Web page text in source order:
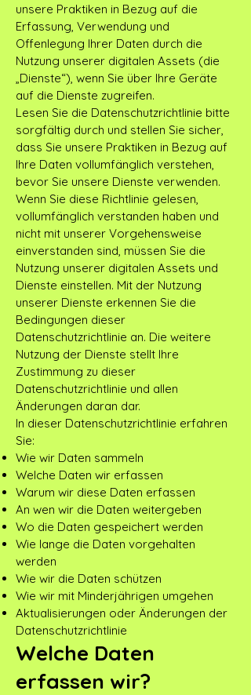
unsere Praktiken in Bezug auf die
Erfassung, Verwendung und
Offenlegung Ihrer Daten durch die
Nutzung unserer digitalen Assets (die
„Dienste“), wenn Sie über Ihre Geräte
auf die Dienste zugreifen.
Lesen Sie die Datenschutzrichtlinie bitte
sorgfältig durch und stellen Sie sicher,
dass Sie unsere Praktiken in Bezug auf
Ihre Daten vollumfänglich verstehen,
bevor Sie unsere Dienste verwenden.
Wenn Sie diese Richtlinie gelesen,
vollumfänglich verstanden haben und
nicht mit unserer Vorgehensweise
einverstanden sind, müssen Sie die
Nutzung unserer digitalen Assets und
Dienste einstellen. Mit der Nutzung
unserer Dienste erkennen Sie die
Bedingungen dieser
Datenschutzrichtlinie an. Die weitere
Nutzung der Dienste stellt Ihre
Zustimmung zu dieser
Datenschutzrichtlinie und allen
Änderungen daran dar.
In dieser Datenschutzrichtlinie erfahren
Sie:
Wie wir Daten sammeln
Welche Daten wir erfassen
Warum wir diese Daten erfassen
An wen wir die Daten weitergeben
Wo die Daten gespeichert werden
Wie lange die Daten vorgehalten
werden
Wie wir die Daten schützen
Wie wir mit Minderjährigen umgehen
Aktualisierungen oder Änderungen der
Datenschutzrichtlinie
Welche Daten
erfassen wir?